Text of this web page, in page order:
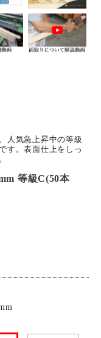
人気急上昇中の等級
す。表面仕上をしっ
等級C(50本